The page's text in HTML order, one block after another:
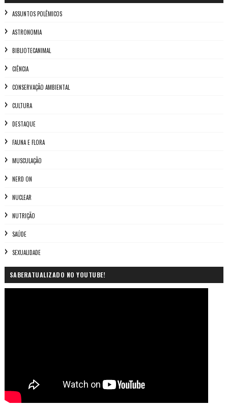
ASSUNTOS POLÊMICOS
ASTRONOMIA
BIBLIOTECANIMAL
CIÊNCIA
CONSERVAÇÃO AMBIENTAL
CULTURA
DESTAQUE
FAUNA E FLORA
MUSCULAÇÃO
NERD ON
NUCLEAR
NUTRIÇÃO
SAÚDE
SEXUALIDADE
SABERATUALIZADO NO YOUTUBE!